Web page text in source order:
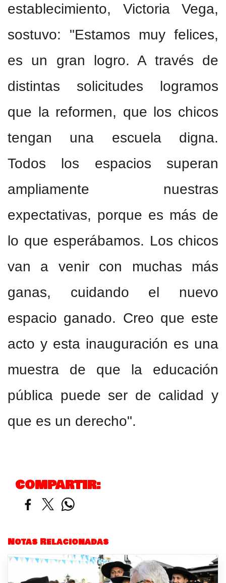
establecimiento, Victoria Vega,
sostuvo: "Estamos muy felices,
es un gran logro. A través de
distintas solicitudes logramos
que la reformen, que los chicos
tengan una escuela digna.
Todos los espacios superan
ampliamente nuestras
expectativas, porque es más de
lo que esperábamos. Los chicos
van a venir con muchas más
ganas, cuidando el nuevo
espacio ganado. Creo que este
acto y esta inauguración es una
muestra de que la educación
pública puede ser de calidad y
que es un derecho".
COMPARTIR:
Notas Relacionadas